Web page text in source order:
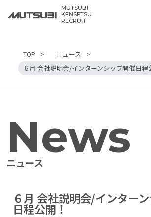
MUTSUBI
KENSETSU
RECRUIT
すべて
TOP
ニュース
６月 会社説明会/インターンシップ開催日程
News
ニュース
６月 会社説明会/インター
日程公開！